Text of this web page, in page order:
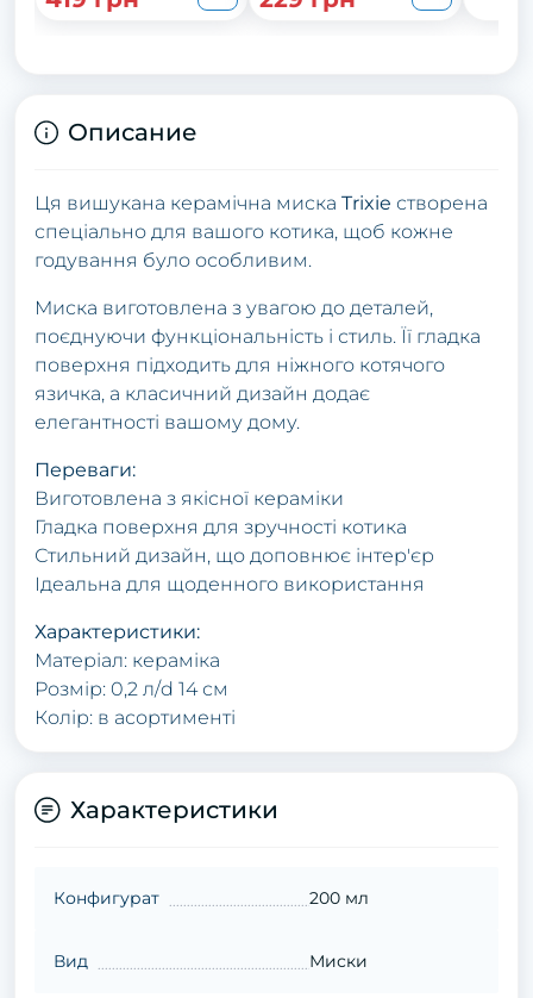
Описание
Ця вишукана керамічна миска Trixie створена
спеціально для вашого котика, щоб кожне
годування було особливим.
Миска виготовлена з увагою до деталей,
поєднуючи функціональність і стиль. Її гладка
поверхня підходить для ніжного котячого
язичка, а класичний дизайн додає
елегантності вашому дому.
Переваги:
Виготовлена з якісної кераміки
Гладка поверхня для зручності котика
Стильний дизайн, що доповнює інтер'єр
Ідеальна для щоденного використання
Характеристики:
Матеріал: кераміка
Розмір: 0,2 л/d 14 см
Колір: в асортименті
Характеристики
Конфигурат 200 мл
Вид Миски